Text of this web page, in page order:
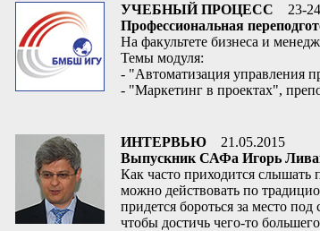
УЧЕБНЫЙ ПРОЦЕСС
23-
Профессиональная
На факультете бизнеса и
Темы модуля:
- "Автоматизация управления
- "Маркетинг в проектах",
ИНТЕРВЬЮ
21.05.2015
Выпускник САФа Игорь
Как часто приходится слышать
можно действовать по
придется бороться за место
чтобы достичь чего-то